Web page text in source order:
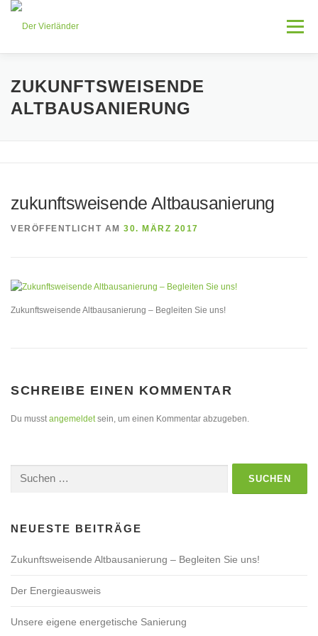
Zum
Menü
HOME LEISTUNGEN AKTUELLES
ZUKUNFTSWEISENDE
ALTBAUSANIERUNG
zukunftsweisende Altbausanierung
VERÖFFENTLICHT AM 30. MÄRZ 2017
Zukunftsweisende Altbausanierung – Begleiten Sie uns!
SCHREIBE EINEN KOMMENTAR
Du musstangemeldetsein, um einen Kommentar abzugeben.
nach:
NEUESTE BEITRÄGE
Zukunftsweisende Altbausanierung – Begleiten Sie uns!
Der Energieausweis
Unsere eigene energetische Sanierung